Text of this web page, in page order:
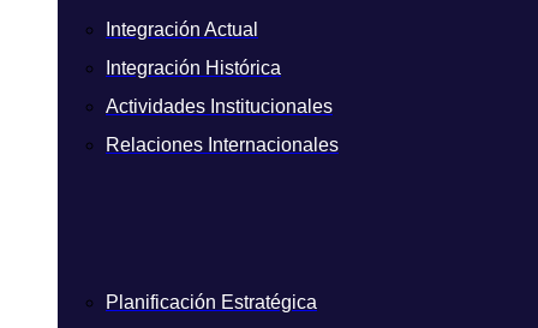
Integración Actual
Integración Histórica
Actividades Institucionales
Relaciones Internacionales
Planificación Estratégica